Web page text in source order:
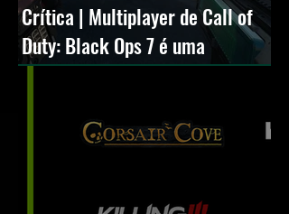
Crítica | Multiplayer de Call of
Duty: Black Ops 7 é uma
experiência positiva, divertida e